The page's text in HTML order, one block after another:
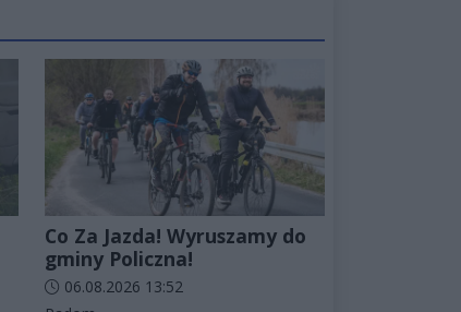
Co Za Jazda! Wyruszamy do
gminy Policzna!
Data dodania artykułu:
06.08.2026 13:52